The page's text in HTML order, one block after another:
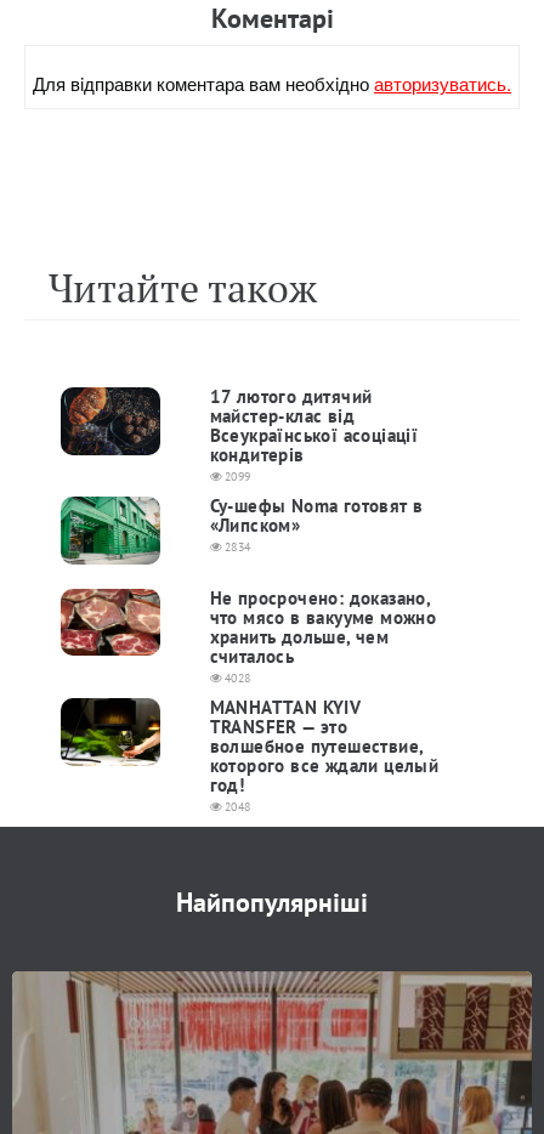
Коментарi
Для вiдправки коментара вам необхiдноавторизуватись.
Читайте також
17 лютого дитячий
майстер-клас від
Всеукраїнської асоціації
кондитерів
2099
Су-шефы Noma готовят в
«Липском»
2834
Не просрочено: доказано,
что мясо в вакууме можно
хранить дольше, чем
считалось
4028
MANHATTAN KYIV
TRANSFER — это
волшебное путешествие,
которого все ждали целый
год!
2048
Найпопулярніші